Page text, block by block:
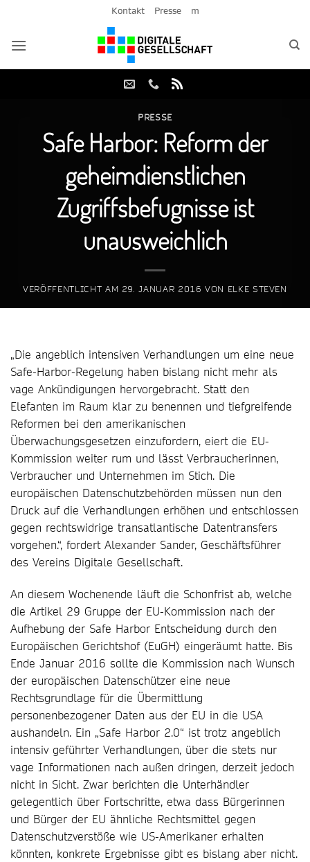
springen
Kontakt Presse m
PRESSE
Safe Harbor: Reform der
geheimdienstlichen
Zugriffsbefugnisse ist
unausweichlich
VERÖFFENTLICHT AM 29. JANUAR 2016 VON ELKE STEVEN
„Die angeblich intensiven Verhandlungen um eine neue
Safe-Harbor-Regelung haben bislang nicht mehr als
vage Ankündigungen hervorgebracht. Statt den
Elefanten im Raum klar zu benennen und tiefgreifende
Reformen bei den amerikanischen
Überwachungsgesetzen einzufordern, eiert die EU-
Kommission weiter rum und lässt Verbraucherinnen,
Verbraucher und Unternehmen im Stich. Die
europäischen Datenschutzbehörden müssen nun den
Druck auf die Verhandlungen erhöhen und entschlossen
gegen rechtswidrige transatlantische Datentransfers
vorgehen.“, fordert Alexander Sander, Geschäftsführer
des Vereins Digitale Gesellschaft.
An diesem Wochenende läuft die Schonfrist ab, welche
die Artikel 29 Gruppe der EU-Kommission nach der
Aufhebung der Safe Harbor Entscheidung durch den
Europäischen Gerichtshof (EuGH) eingeräumt hatte. Bis
Ende Januar 2016 sollte die Kommission nach Wunsch
der europäischen Datenschützer eine neue
Rechtsgrundlage für die Übermittlung
personenbezogener Daten aus der EU in die USA
aushandeln. Ein „Safe Harbor 2.0“ ist trotz angeblich
intensiv geführter Verhandlungen, über die stets nur
vage Informationen nach außen dringen, derzeit jedoch
nicht in Sicht. Zwar berichten die Unterhändler
gelegentlich über Fortschritte, etwa dass Bürgerinnen
und Bürger der EU ähnliche Rechtsmittel gegen
Datenschutzverstöße wie US-Amerikaner erhalten
könnten, konkrete Ergebnisse gibt es bislang aber nicht.